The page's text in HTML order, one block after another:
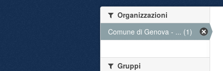
Organizzazioni
Comune di Genova - ... (1)
Gruppi